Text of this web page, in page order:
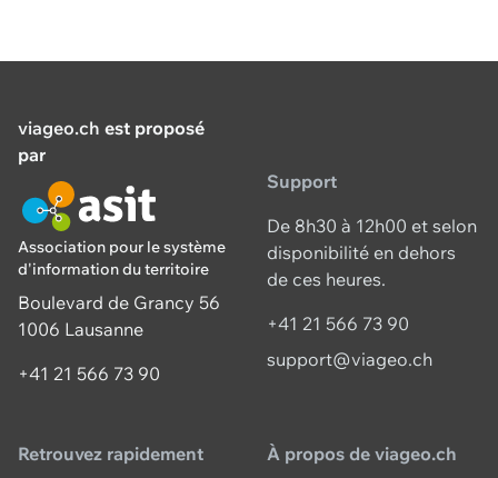
viageo.ch est proposé
par
Association pour le système
d'information du territoire
Boulevard de Grancy 56
1006 Lausanne
+41 21 566 73 90
Support
De 8h30 à 12h00 et selon
disponibilité en dehors
de ces heures.
+41 21 566 73 90
support@viageo.ch
Retrouvez rapidement À propos de viageo.ch